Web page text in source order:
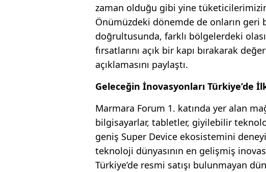
zaman olduğu gibi yine
Önümüzdeki dönemde de onların geri
doğrultusunda, farklı bölgelerdeki
fırsatlarını açık bir kapı bırakarak
açıklamasını paylaştı.
Geleceğin İnovasyonları Türkiye’de
Marmara Forum 1. katında yer alan
bilgisayarlar, tabletler, giyilebilir
geniş Super Device ekosistemini
teknoloji dünyasının en gelişmiş
Türkiye’de resmi satışı bulunmayan